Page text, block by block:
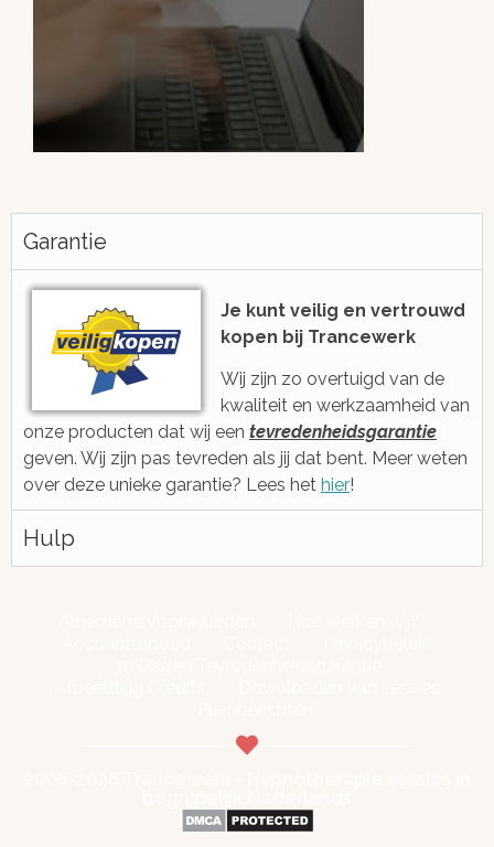
We zijn eenvoudig en snel bereikbaar
voicebericht
Met gratis,
Garantie
Je kunt veilig en vertrouwd
kopen bij Trancewerk
Wij zijn zo overtuigd van de
kwaliteit en werkzaamheid van
onze producten dat wij een tevredenheidsgarantie
geven. Wij zijn pas tevreden als jij dat bent. Meer weten
over deze unieke garantie? Lees het hier!
Hulp